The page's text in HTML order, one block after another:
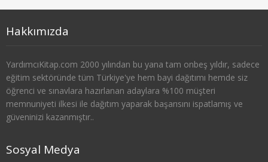
4. SINIF 7. YARIYIL TARİH
4. SINIF 8. YARIYIL TARİH
1. SINIF 1. YARIYIL FELSEFE
Hakkımızda
YardımcıKitap.com 2000 yılından bu yana tam onbeş yıldır, sadece
eğitim sektöründe tüm Türkiye'ye hem bayi dağıtımı hemde siz
öğrenci ve sınavlara hazırlanan adaylara %100 müşteri
memnuniyeti ilkesi ile dağıtım yaparak başarısını ispatlamış ve
güveninizi kazanmıştır..
Sosyal Medya